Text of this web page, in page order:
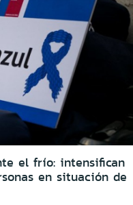
el frío: intensifican
en situación de